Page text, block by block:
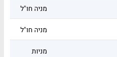
מניה חו"ל
מניה חו"ל
מניות